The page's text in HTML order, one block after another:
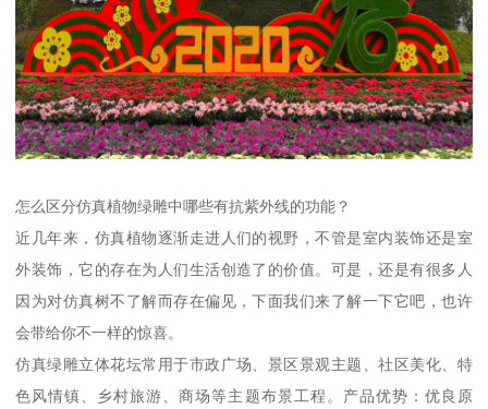
怎么区分仿真植物绿雕中哪些有抗紫外线的功能？
近几年来，仿真植物逐渐走进人们的视野，不管是室内装饰还是室
外装饰，它的存在为人们生活创造了的价值。可是，还是有很多人
因为对仿真树不了解而存在偏见，下面我们来了解一下它吧，也许
会带给你不一样的惊喜。
仿真绿雕立体花坛常用于市政广场、景区景观主题、社区美化、特
色风情镇、乡村旅游、商场等主题布景工程。产品优势：优良原